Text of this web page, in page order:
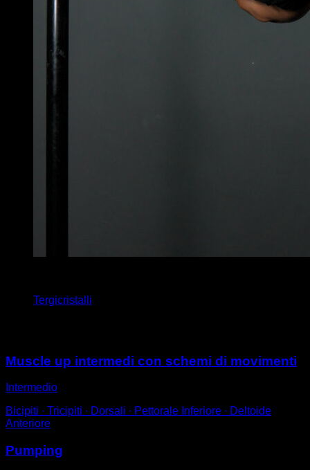
Tergicristalli
Muscle up intermedi con schemi di movimenti
Intermedio
Bicipiti ∙ Tricipiti ∙ Dorsali ∙ Pettorale Inferiore ∙ Deltoide
Anteriore
Pumping